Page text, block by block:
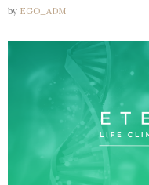
by EGO_ADM